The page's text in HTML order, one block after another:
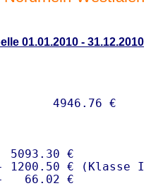
01.01.2010 - 31.12.2010
€
€ (Klasse I)
66.02 €